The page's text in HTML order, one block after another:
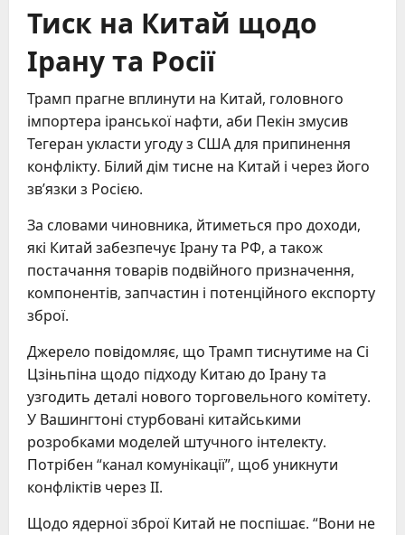
Тиск на Китай щодо
Ірану та Росії
Трамп прагне вплинути на Китай, головного
імпортера іранської нафти, аби Пекін змусив
Тегеран укласти угоду з США для припинення
конфлікту. Білий дім тисне на Китай і через його
зв’язки з Росією.
За словами чиновника, йтиметься про доходи,
які Китай забезпечує Ірану та РФ, а також
постачання товарів подвійного призначення,
компонентів, запчастин і потенційного експорту
зброї.
Джерело повідомляє, що Трамп тиснутиме на Сі
Цзіньпіна щодо підходу Китаю до Ірану та
узгодить деталі нового торговельного комітету.
У Вашингтоні стурбовані китайськими
розробками моделей штучного інтелекту.
Потрібен “канал комунікації”, щоб уникнути
конфліктів через ІІ.
Щодо ядерної зброї Китай не поспішає. “Вони не